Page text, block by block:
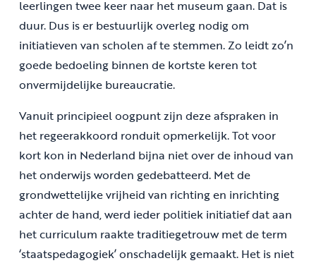
leerlingen twee keer naar het museum gaan. Dat is
duur. Dus is er bestuurlijk overleg nodig om
initiatieven van scholen af te stemmen. Zo leidt zo’n
goede bedoeling binnen de kortste keren tot
onvermijdelijke bureaucratie.
Vanuit principieel oogpunt zijn deze afspraken in
het regeerakkoord ronduit opmerkelijk. Tot voor
kort kon in Nederland bijna niet over de inhoud van
het onderwijs worden gedebatteerd. Met de
grondwettelijke vrijheid van richting en inrichting
achter de hand, werd ieder politiek initiatief dat aan
het curriculum raakte traditiegetrouw met de term
‘staatspedagogiek’ onschadelijk gemaakt. Het is niet